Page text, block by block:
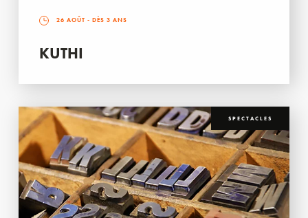
26 AOÛT - DÈS 3 ANS
KUTHI
SPECTACLES